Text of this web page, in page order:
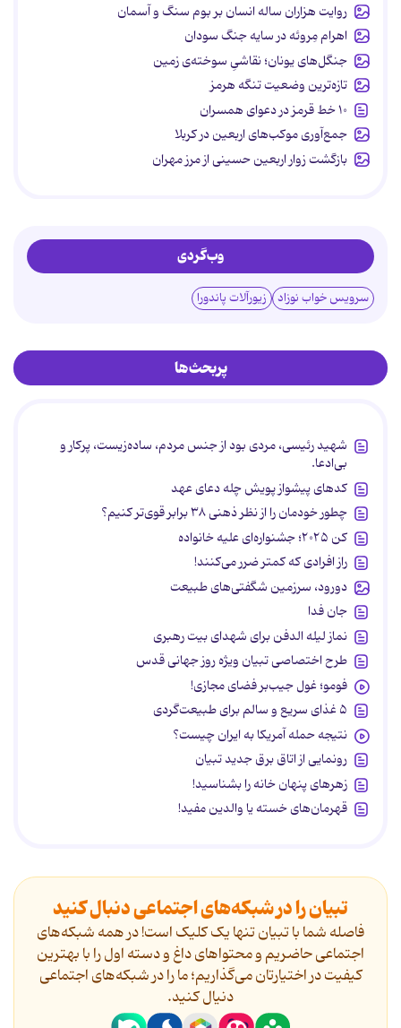
روایت هزاران ساله انسان بر بوم سنگ و آسمان
اهرام مِروئه در سایه جنگ سودان
جنگل‌های یونان؛ نقاشیِ سوخته‌ی زمین
تازه‌ترین وضعیت تنگه هرمز
۱۰ خط قرمز در دعوای همسران
جمع‌آوری موکب‌های اربعین در کربلا
بازگشت زوار اربعین حسینی از مرز مهران
وب‌گردی
سرویس خواب نوزاد زیورآلات پاندورا
پربحث‌ها
شهید رئیسی، مردی بود از جنس مردم، ساده‌زیست، پرکار و
بی‌ادعا.
کدهای پیشواز پویش چله دعای عهد
چطور خودمان را از نظر ذهنی ۳۸ برابر قوی‌تر کنیم؟
کن ۲۰۲۵؛ جشنواره‌ای علیه خانواده
راز افرادی که کمتر ضرر می‌کنند!
دورود، سرزمین شگفتی‌های طبیعت
جان فدا
نماز لیله الدفن برای شهدای بیت رهبری
طرح اختصاصی تبیان ویژه روز جهانی قدس
فومو؛ غول جیب‌بر فضای مجازی!
۵ غذای سریع و سالم برای طبیعت‌گردی
نتیجه حمله آمریکا به ایران چیست؟
رونمایی از اتاق برق جدید تبیان
زهرهای پنهان خانه را بشناسید!
قهرمان‌های خسته یا والدین مفید!
تبیان را در شبکه‌های اجتماعی دنبال کنید
فاصله شما با تبیان تنها یک کلیک است! در همه شبکه‌های
اجتماعی حاضریم و محتواهای داغ و دسته اول را با بهترین
کیفیت در اختیارتان می‌گذاریم؛ ما را در شبکه‌های اجتماعی
دنیال کنید.